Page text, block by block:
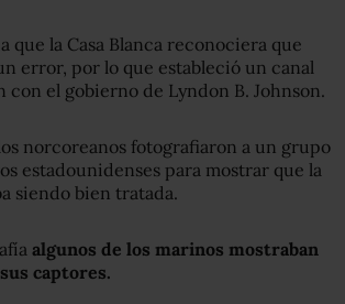
que la Casa Blanca reconociera que
error, por lo que estableció un canal
con el gobierno de Lyndon B. Johnson.
norcoreanos fotografiaron a un grupo
estadounidenses para mostrar que la
siendo bien tratada.
algunos de los marinos mostraban
captores.